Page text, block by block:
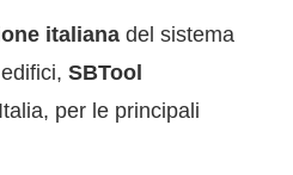
italiana del sistema
SBTool
per le principali